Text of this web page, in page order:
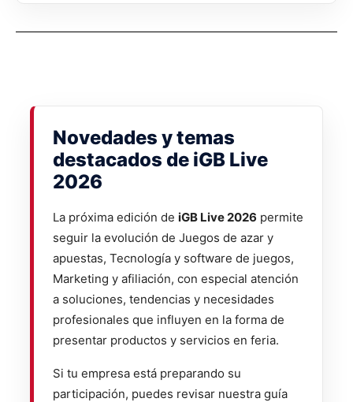
Novedades y temas
destacados de iGB Live
2026
La próxima edición de iGB Live 2026 permite
seguir la evolución de Juegos de azar y
apuestas, Tecnología y software de juegos,
Marketing y afiliación, con especial atención
a soluciones, tendencias y necesidades
profesionales que influyen en la forma de
presentar productos y servicios en feria.
Si tu empresa está preparando su
participación, puedes revisar nuestra guía